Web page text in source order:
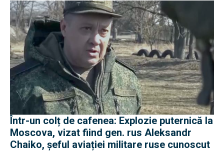
Într-un colț de cafenea: Explozie puternică la
Moscova, vizat fiind gen. rus Aleksandr
Chaiko, șeful aviației militare ruse cunoscut